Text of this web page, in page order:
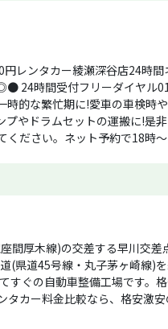
レンタカー綾瀬深谷店24時間
間受付フリーダイヤル
な繁忙期に!愛車の車検時
やドラムセットの運搬に!是
ださい。ネット予約で18時
ックして今すぐご予約下さい
人も、安心して使っていただ
1 破損が大変多く、OPのラッ
間厚木線)の交差する早川交差
(県道45号線・丸子茅ヶ崎線)
すぐの自動車整備工場です。
タカー料金比較なら、格安激